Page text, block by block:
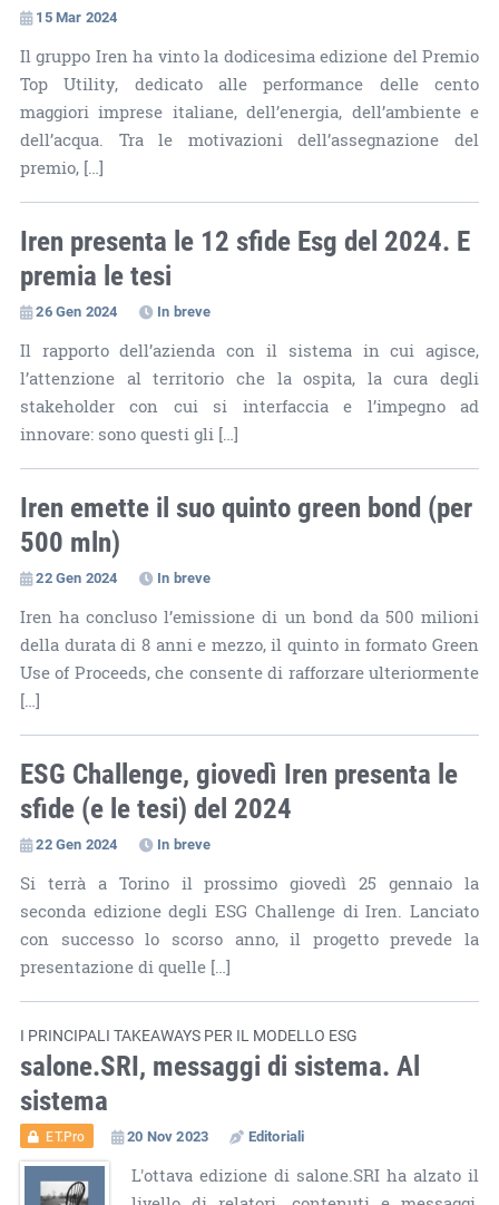
15 Mar 2024
Il gruppo Iren ha vinto la dodicesima edizione del Premio
Top Utility, dedicato alle performance delle cento
maggiori imprese italiane, dell’energia, dell’ambiente e
dell’acqua. Tra le motivazioni dell’assegnazione del
premio, […]
Iren presenta le 12 sfide Esg del 2024. E
premia le tesi
26 Gen 2024 In breve
Il rapporto dell’azienda con il sistema in cui agisce,
l’attenzione al territorio che la ospita, la cura degli
stakeholder con cui si interfaccia e l’impegno ad
innovare: sono questi gli […]
Iren emette il suo quinto green bond (per
500 mln)
22 Gen 2024 In breve
Iren ha concluso l’emissione di un bond da 500 milioni
della durata di 8 anni e mezzo, il quinto in formato Green
Use of Proceeds, che consente di rafforzare ulteriormente
[…]
ESG Challenge, giovedì Iren presenta le
sfide (e le tesi) del 2024
22 Gen 2024 In breve
Si terrà a Torino il prossimo giovedì 25 gennaio la
seconda edizione degli ESG Challenge di Iren. Lanciato
con successo lo scorso anno, il progetto prevede la
presentazione di quelle […]
I PRINCIPALI TAKEAWAYS PER IL MODELLO ESG
salone.SRI, messaggi di sistema. Al
sistema
ET.Pro 20 Nov 2023 Editoriali
L'ottava edizione di salone.SRI ha alzato il